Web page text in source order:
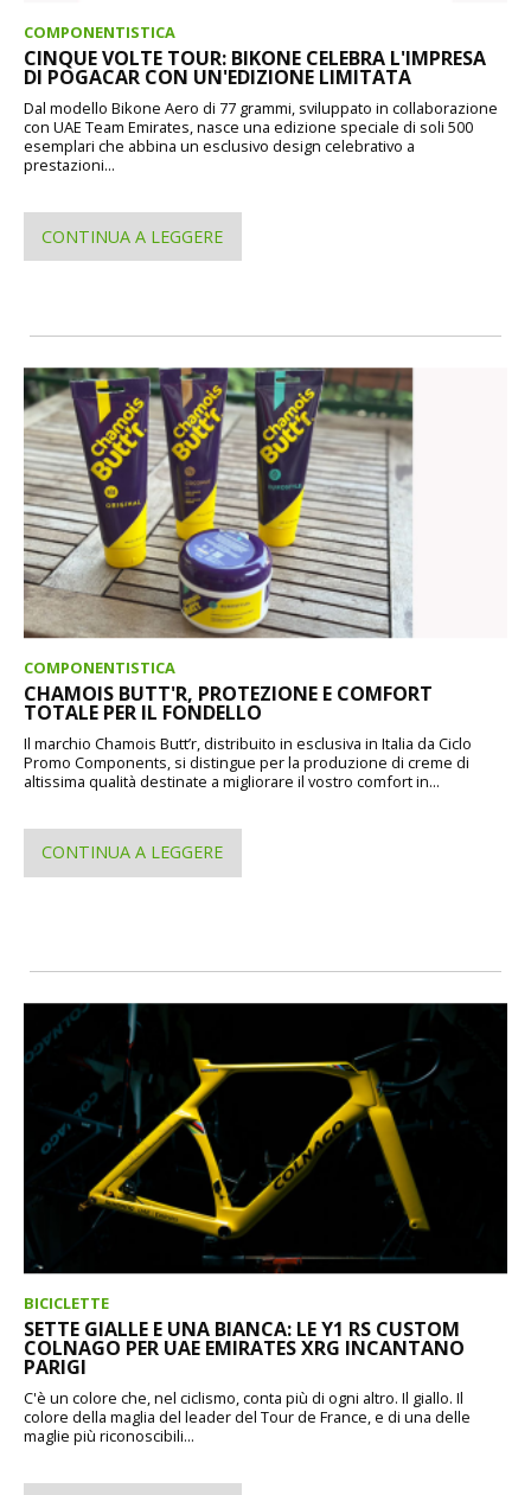
COMPONENTISTICA
CINQUE VOLTE TOUR: BIKONE CELEBRA L'IMPRESA
DI POGACAR CON UN'EDIZIONE LIMITATA
Dal modello Bikone Aero di 77 grammi, sviluppato in collaborazione
con UAE Team Emirates, nasce una edizione speciale di soli 500
esemplari che abbina un esclusivo design celebrativo a
prestazioni...
CONTINUA A LEGGERE
COMPONENTISTICA
CHAMOIS BUTT'R, PROTEZIONE E COMFORT
TOTALE PER IL FONDELLO
Il marchio Chamois Butt’r, distribuito in esclusiva in Italia da Ciclo
Promo Components, si distingue per la produzione di creme di
altissima qualità destinate a migliorare il vostro comfort in...
CONTINUA A LEGGERE
BICICLETTE
SETTE GIALLE E UNA BIANCA: LE Y1 RS CUSTOM
COLNAGO PER UAE EMIRATES XRG INCANTANO
PARIGI
C'è un colore che, nel ciclismo, conta più di ogni altro. Il giallo. Il
colore della maglia del leader del Tour de France, e di una delle
maglie più riconoscibili...